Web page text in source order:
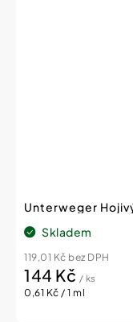
Unterweger
Skladem
119,01 Kč bez DPH
144 Kč / ks
Měrná
0,61 Kč / 1 ml